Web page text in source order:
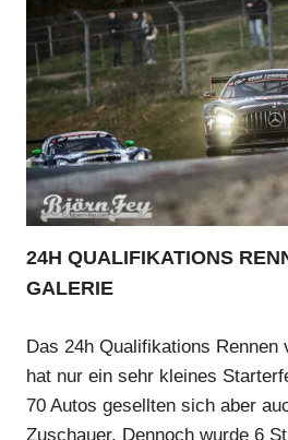
24H QUALIFIKATIONS
GALERIE
Das 24h Qualifikations Rennen
hat nur ein sehr kleines
70 Autos gesellten sich aber
Zuschauer. Dennoch wurde 6